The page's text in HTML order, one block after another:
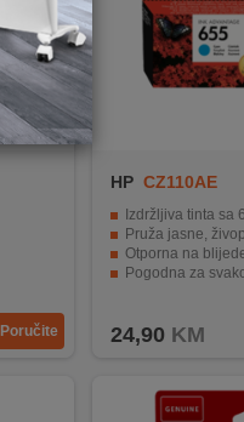
Poručite
HP CZ110AE
Izdržljiva tinta sa
Pruža jasne,
Otporna na
Pogodna za
24,90 KM